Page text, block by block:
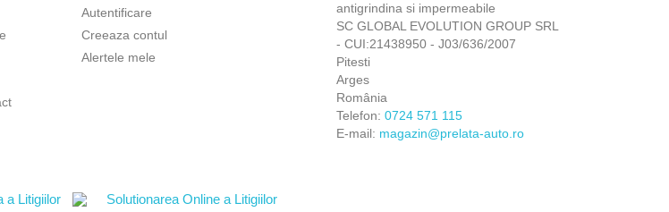
Autentificare
Creeaza contul
Alertele mele
antigrindina si impermeabile
SC GLOBAL EVOLUTION GROUP SRL
- CUI:21438950 - J03/636/2007
Pitesti
Arges
România
Telefon: 0724 571 115
E-mail: magazin@prelata-auto.ro